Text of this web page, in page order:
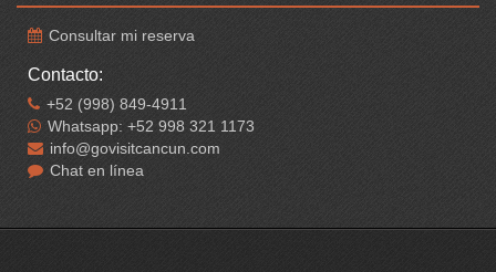
Consultar mi reserva
Contacto:
+52 (998) 849-4911
Whatsapp: +52 998 321 1173
info@govisitcancun.com
Chat en línea